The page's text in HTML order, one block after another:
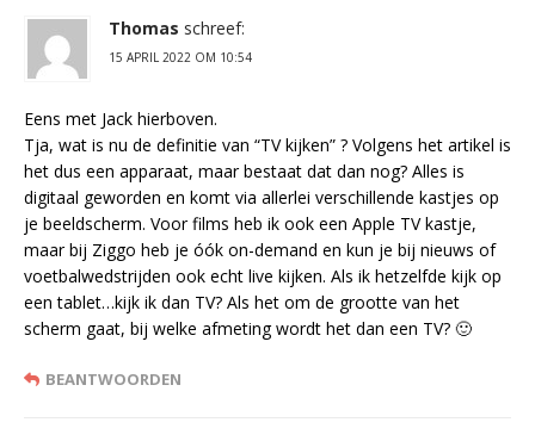
Thomas schreef:
15 APRIL 2022 OM 10:54
Eens met Jack hierboven.
Tja, wat is nu de definitie van “TV kijken” ? Volgens het artikel is
het dus een apparaat, maar bestaat dat dan nog? Alles is
digitaal geworden en komt via allerlei verschillende kastjes op
je beeldscherm. Voor films heb ik ook een Apple TV kastje,
maar bij Ziggo heb je óók on-demand en kun je bij nieuws of
voetbalwedstrijden ook echt live kijken. Als ik hetzelfde kijk op
een tablet…kijk ik dan TV? Als het om de grootte van het
scherm gaat, bij welke afmeting wordt het dan een TV? 🙂
BEANTWOORDEN